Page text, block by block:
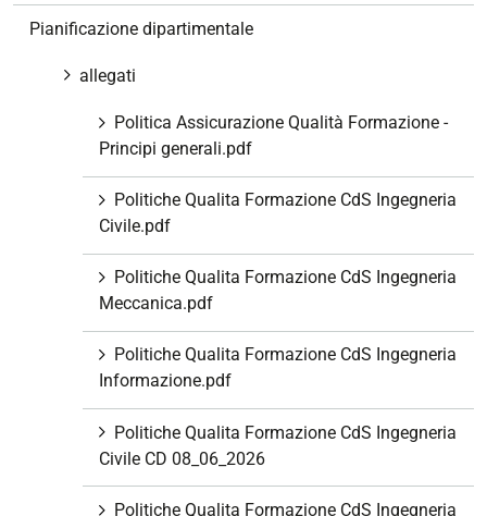
Pianificazione dipartimentale
allegati
Politica Assicurazione Qualità Formazione -
Principi generali.pdf
Politiche Qualita Formazione CdS Ingegneria
Civile.pdf
Politiche Qualita Formazione CdS Ingegneria
Meccanica.pdf
Politiche Qualita Formazione CdS Ingegneria
Informazione.pdf
Politiche Qualita Formazione CdS Ingegneria
Civile CD 08_06_2026
Politiche Qualita Formazione CdS Ingegneria